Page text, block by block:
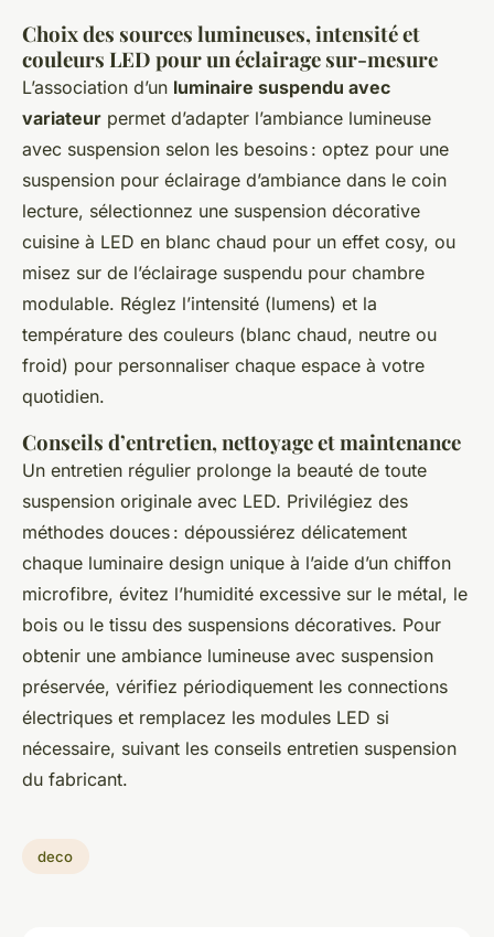
Choix des sources lumineuses, intensité et
couleurs LED pour un éclairage sur-mesure
L’association d’un luminaire suspendu avec
variateur permet d’adapter l’ambiance lumineuse
avec suspension selon les besoins : optez pour une
suspension pour éclairage d’ambiance dans le coin
lecture, sélectionnez une suspension décorative
cuisine à LED en blanc chaud pour un effet cosy, ou
misez sur de l’éclairage suspendu pour chambre
modulable. Réglez l’intensité (lumens) et la
température des couleurs (blanc chaud, neutre ou
froid) pour personnaliser chaque espace à votre
quotidien.
Conseils d’entretien, nettoyage et maintenance
Un entretien régulier prolonge la beauté de toute
suspension originale avec LED. Privilégiez des
méthodes douces : dépoussiérez délicatement
chaque luminaire design unique à l’aide d’un chiffon
microfibre, évitez l’humidité excessive sur le métal, le
bois ou le tissu des suspensions décoratives. Pour
obtenir une ambiance lumineuse avec suspension
préservée, vérifiez périodiquement les connections
électriques et remplacez les modules LED si
nécessaire, suivant les conseils entretien suspension
du fabricant.
deco